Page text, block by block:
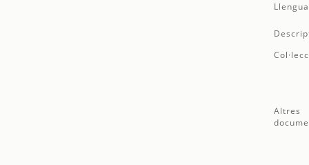
Altres